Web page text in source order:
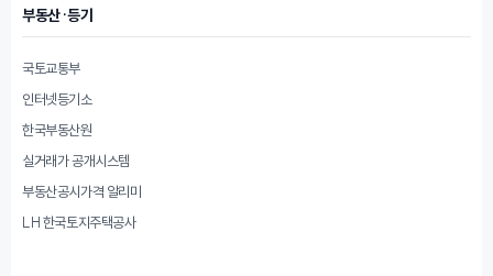
부동산·등기
국토교통부
인터넷등기소
한국부동산원
실거래가 공개시스템
부동산공시가격 알리미
LH 한국토지주택공사